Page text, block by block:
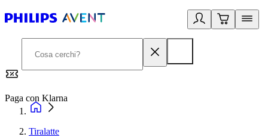
Paga con Klarna
Tiralatte